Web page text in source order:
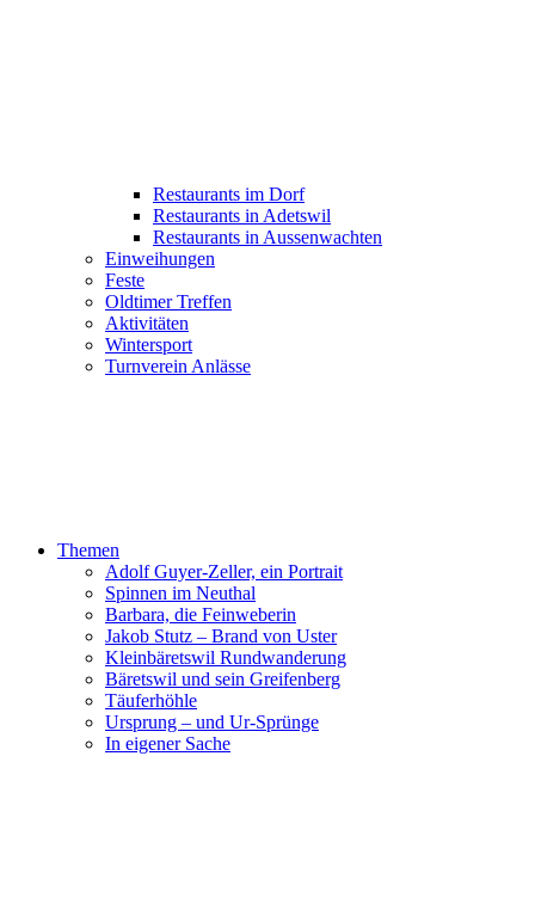
Restaurants im Dorf
Restaurants in Adetswil
Restaurants in Aussenwachten
Einweihungen
Feste
Oldtimer Treffen
Aktivitäten
Wintersport
Turnverein Anlässe
Themen
Adolf Guyer-Zeller, ein Portrait
Spinnen im Neuthal
Barbara, die Feinweberin
Jakob Stutz – Brand von Uster
Kleinbäretswil Rundwanderung
Bäretswil und sein Greifenberg
Täuferhöhle
Ursprung – und Ur-Sprünge
In eigener Sache